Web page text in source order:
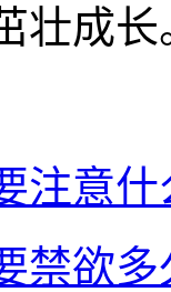
壮成长
意什
欲多